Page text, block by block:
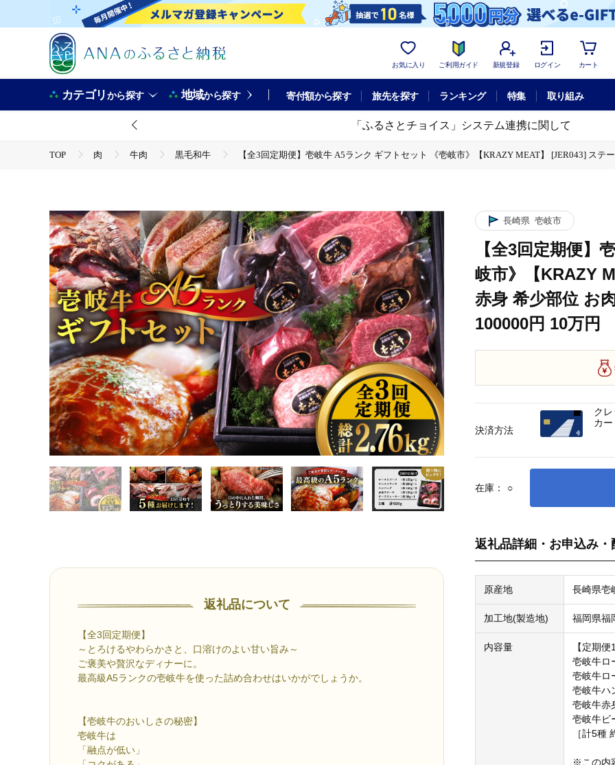
お気に入り ご利用ガイド 新規登録 ログイン カート
カテゴリから探す 地域から探す 寄付額から探す 旅先を探す ランキング 特集 取り組み
「ふるさとチョイス」システム連携に関して
TOP 肉 牛肉 黒毛和牛
【全3回定期便】壱岐牛 A5ランク ギフトセット 《壱岐市》【KRAZY MEAT】 [JER043] ステ
返礼品について
【全3回定期便】
～とろけるやわらかさと、口溶けのよい甘い旨み～
ご褒美や贅沢なディナーに。
最高級A5ランクの壱岐牛を使った詰め合わせはいかがでしょうか。
【壱岐牛のおいしさの秘密】
壱岐牛は
「融点が低い」
長崎県 壱岐市
【全3回定期便】
岐市》【KRAZY
赤身 希少部位 お
100000円 10万円
在庫： ○
返礼品詳細・お申込み・
原産地 長崎県壱
加工地(製造地) 福岡県福
内容量
【定期
壱岐牛ロ
壱岐牛ロ
壱岐牛ハ
壱岐牛赤
壱岐牛ビ
［計5種
※この内
決済方法
ク
カー